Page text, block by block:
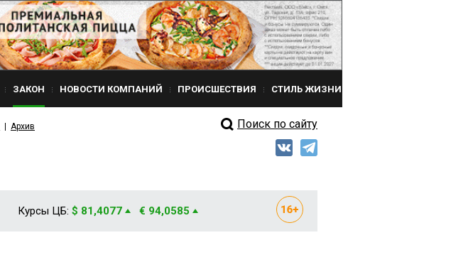
ЗАКОН НОВОСТИ КОМПАНИЙ ПРОИСШЕСТВИЯ СТИЛЬ ЖИЗНИ
Архив Поиск по сайту
Курсы ЦБ: $ 81,4077 € 94,0585